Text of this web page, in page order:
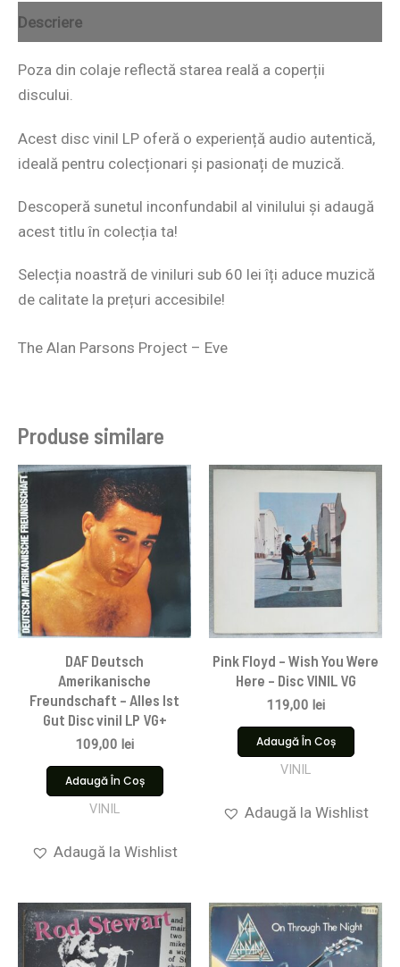
Descriere
Poza din colaje reflectă starea reală a coperții
discului.
Acest disc vinil LP oferă o experiență audio autentică,
ideală pentru colecționari și pasionați de muzică.
Descoperă sunetul inconfundabil al vinilului și adaugă
acest titlu în colecția ta!
Selecția noastră de viniluri sub 60 lei îți aduce muzică
de calitate la prețuri accesibile!
The Alan Parsons Project – Eve
Produse similare
DAF Deutsch
Amerikanische
Freundschaft – Alles Ist
Gut Disc vinil LP VG+
109,00 lei
Adaugă În Coș
VINIL
Adaugă la Wishlist
Pink Floyd ‎– Wish You Were
Here – Disc VINIL VG
119,00 lei
Adaugă În Coș
VINIL
Adaugă la Wishlist